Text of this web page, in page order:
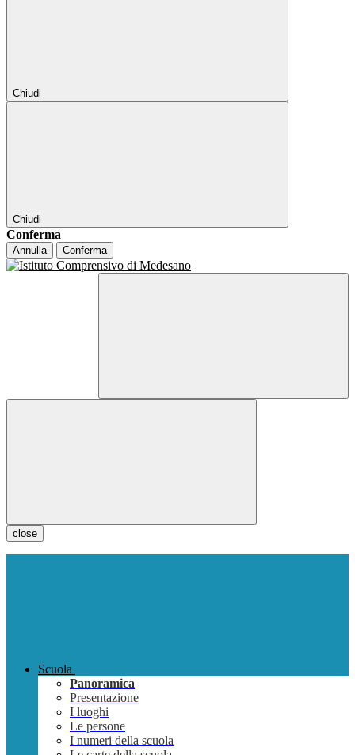
Chiudi
Chiudi
Conferma
Annulla Conferma
close
Scuola
Panoramica
Presentazione
I luoghi
Le persone
I numeri della scuola